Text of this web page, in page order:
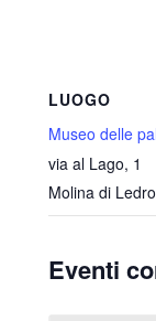
LUOGO
Museo delle
via al Lago, 1
Molina di Ledro
Eventi